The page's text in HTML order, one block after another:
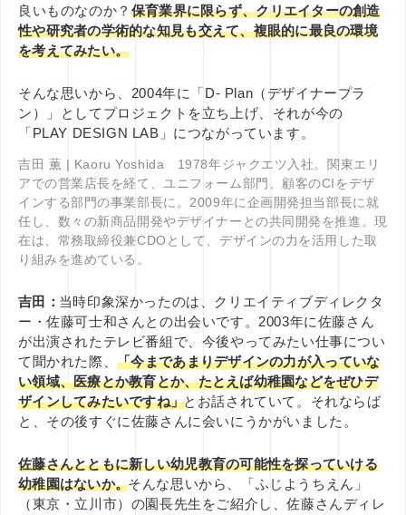
良いものなのか？ 保育業界に限らず、クリエイターの創造
性や研究者の学術的な知見も交えて、複眼的に最良の環境
を考えてみたい。
そんな思いから、2004年に「D- Plan（デザイナープラ
ン）」としてプロジェクトを立ち上げ、それが今の
「PLAY DESIGN LAB」につながっています。
吉田 薫 | Kaoru Yoshida 1978年ジャクエツ入社。関東エリ
アでの営業店長を経て、ユニフォーム部門、顧客のCIをデザ
インする部門の事業部長に。2009年に企画開発担当部長に就
任し、数々の新商品開発やデザイナーとの共同開発を推進。現
在は、常務取締役兼CDOとして、デザインの力を活用した取
り組みを進めている。
吉田： 当時印象深かったのは、クリエイティブディレクタ
ー・佐藤可士和さんとの出会いです。2003年に佐藤さん
が出演されたテレビ番組で、今後やってみたい仕事につい
て聞かれた際、「今まであまりデザインの力が入っていな
い領域、医療とか教育とか、たとえば幼稚園などをぜひデ
ザインしてみたいですね」とお話されていて。それならば
と、その後すぐに佐藤さんに会いにうかがいました。
佐藤さんとともに新しい幼児教育の可能性を探っていける
幼稚園はないか。そんな思いから、「ふじようちえん」
（東京・立川市）の園長先生をご紹介し、佐藤さんディレ